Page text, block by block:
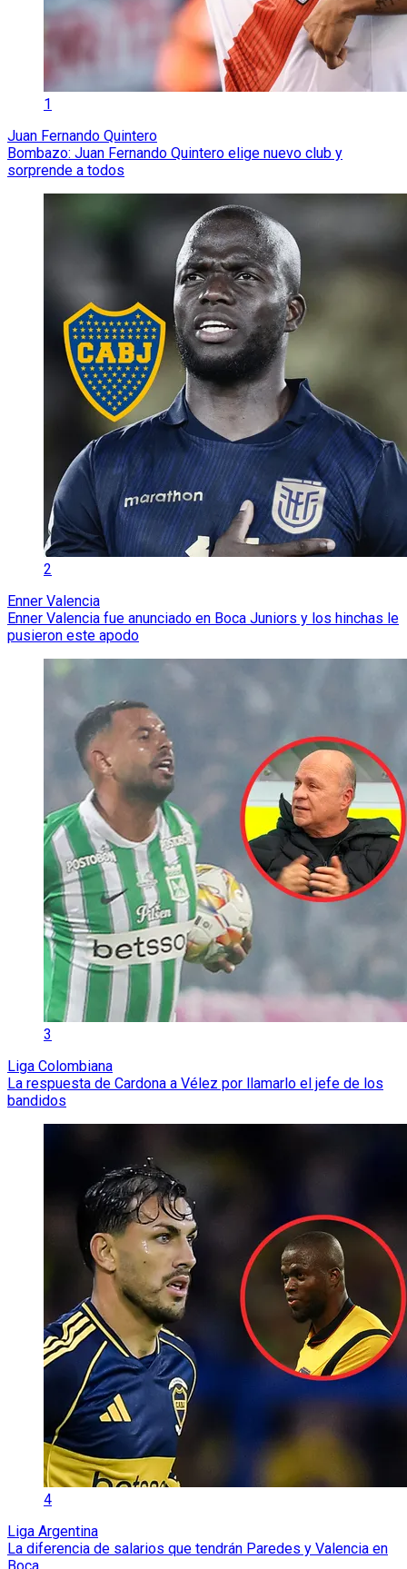
1
Juan Fernando Quintero
Bombazo: Juan Fernando Quintero elige nuevo club y
sorprende a todos
2
Enner Valencia
Enner Valencia fue anunciado en Boca Juniors y los hinchas le
pusieron este apodo
3
Liga Colombiana
La respuesta de Cardona a Vélez por llamarlo el jefe de los
bandidos
4
Liga Argentina
La diferencia de salarios que tendrán Paredes y Valencia en